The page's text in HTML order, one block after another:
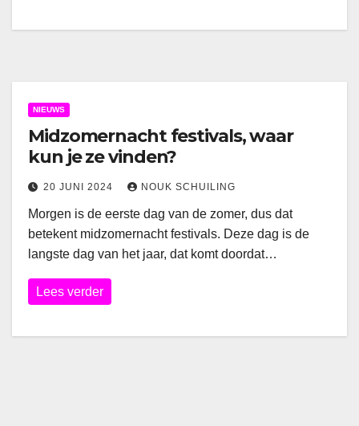
NIEUWS
Midzomernacht festivals, waar
kun je ze vinden?
20 JUNI 2024 NOUK SCHUILING
Morgen is de eerste dag van de zomer, dus dat
betekent midzomernacht festivals. Deze dag is de
langste dag van het jaar, dat komt doordat…
Lees verder